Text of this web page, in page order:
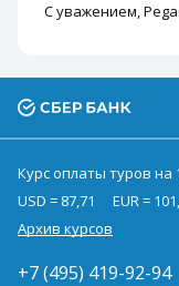
С уважением,
Курс оплаты туров на
USD = 87,71
EUR =
Архив курсов
+7 (495) 419-92-94